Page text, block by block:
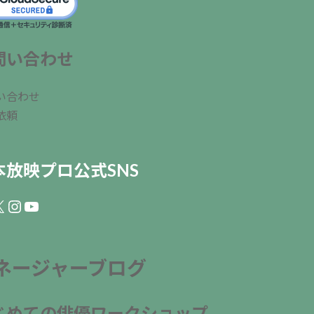
い合わせ
合わせ
頼
放映プロ公式SNS
Instagram
YouTube
ージャーブログ